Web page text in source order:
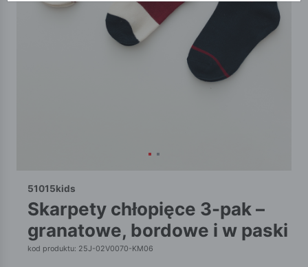
51015kids
skarpety chłopięce 3-pak –
granatowe, bordowe i w paski
kod produktu: 25J-02V0070-KM06